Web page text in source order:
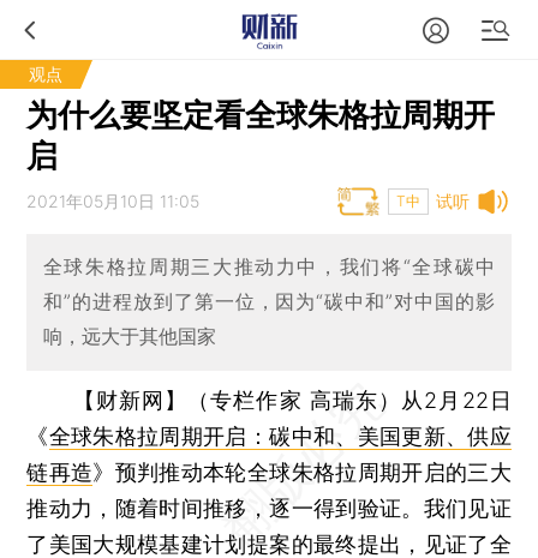
观点
为什么要坚定看全球朱格拉周期开
启
试听
2021年05月10日 11:05 T中
全球朱格拉周期三大推动力中，我们将“全球碳中
和”的进程放到了第一位，因为“碳中和”对中国的影
响，远大于其他国家
【财新网】（专栏作家 高瑞东） 从2月22日
《全球朱格拉周期开启：碳中和、美国更新、供应
链再造》预判推动本轮全球朱格拉周期开启的三大
推动力，随着时间推移，逐一得到验证。我们见证
了美国大规模基建计划提案的最终提出，见证了全